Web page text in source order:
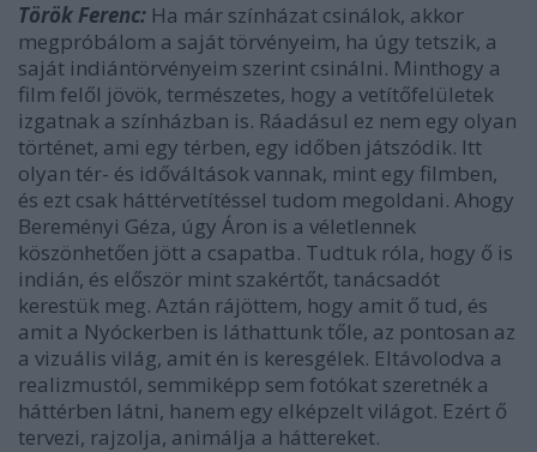
Török Ferenc: Ha már színházat csinálok, akkor
megpróbálom a saját törvényeim, ha úgy tetszik, a
saját indiántörvényeim szerint csinálni. Minthogy a
film felől jövök, természetes, hogy a vetítőfelületek
izgatnak a színházban is. Ráadásul ez nem egy olyan
történet, ami egy térben, egy időben játszódik. Itt
olyan tér- és időváltások vannak, mint egy filmben,
és ezt csak háttérvetítéssel tudom megoldani. Ahogy
Bereményi Géza, úgy Áron is a véletlennek
köszönhetően jött a csapatba. Tudtuk róla, hogy ő is
indián, és először mint szakértőt, tanácsadót
kerestük meg. Aztán rájöttem, hogy amit ő tud, és
amit a Nyóckerben is láthattunk tőle, az pontosan az
a vizuális világ, amit én is keresgélek. Eltávolodva a
realizmustól, semmiképp sem fotókat szeretnék a
háttérben látni, hanem egy elképzelt világot. Ezért ő
tervezi, rajzolja, animálja a háttereket.